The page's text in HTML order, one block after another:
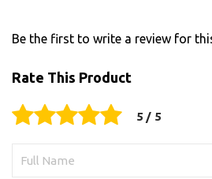
Be the first to write a review for
Rate This Product